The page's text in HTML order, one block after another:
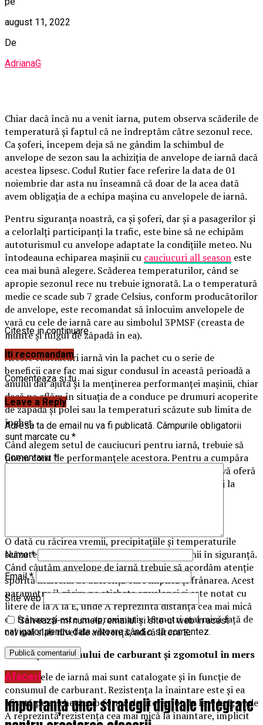
august 11, 2022
De
AdrianaG
Chiar dacă încă nu a venit iarna, putem observa scăderile de
temperatură și faptul că ne îndreptăm către sezonul rece.
Ca șoferi, începem deja să ne gândim la schimbul de
anvelope de sezon sau la achiziția de anvelope de iarnă dacă
acestea lipsesc. Codul Rutier face referire la data de 01
noiembrie dar asta nu înseamnă că doar de la acea dată
avem obligația de a echipa mașina cu anvelopele de iarnă.
Pentru siguranța noastră, ca și șoferi, dar și a pasagerilor și
a celorlalți participanți la trafic, este bine să ne echipăm
autoturismul cu anvelope adaptate la condițiile meteo. Nu
întodeauna echiparea mașinii cu cauciucuri all season este
cea mai bună alegere. Scăderea temperaturilor, când se
apropie sezonul rece nu trebuie ignorată. La o temperatură
medie ce scade sub 7 grade Celsius, conform producătorilor
de anvelope, este recomandat să înlocuim anvelopele de
vară cu cele de iarnă care au simbolul 3PMSF (creasta de
munte și fulgul de zăpadă în ea).
Aceste cauciucuri iarnă vin la pachet cu o serie de
beneficii care fac mai sigur condusul în această perioadă a
anului dar ajută și la menținerea performanței mașinii, chiar
dacă ne aflăm în situația de a conduce pe drumuri acoperite
de zăpadă și polei sau la temperaturi scăzute sub limita de
îngheț.
Când alegem setul de cauciucuri pentru iarnă, trebuie să
ținem cont de performanțele acestora. Pentru a cumpăra
la prețuri bune, cei de la Vadrexim vă oferă
o gamă variată de anvelope și posibilitate de montaj la
O dată cu răcirea vremii, precipitațiile și temperaturile
scăzute fac aproape imposibilă oprirea mașinii în siguranță.
Când căutăm anvelope de iarnă trebuie să acordăm atenție
sporită indicelui de aderență care implică și frânarea. Acest
parametru îl găsim pe eticheta anvelopei și este notat cu
litere de la A la E, unde A reprezintă distanța cea mai mică
de frânare și este cu aproximativ 18 metri mai mică față de
cel mai slab nivel de aderență, adică litera E.
Eficiența consumului de carburant și zgomotul în mers
Anvelopele de iarnă mai sunt catalogate și în funcție de
consumul de carburant. Rezistența la înaintare este și ea
afișată pe etichetă sub formă de litere, tot de la A la E, unde
A reprezintă rezistența cea mai mică la înaintare, implicit
Citeste in continuare
Iti recomandam
Comenteaza si tu
Leave a Reply
Adresa ta de email nu va fi publicată. Câmpurile obligatorii
sunt marcate cu *
Comentariu *
Nume*
Email*
Site web
Salvează-mi numele, emailul și site-ul web în acest
navigator pentru data viitoare când o să comentez.
Afaceri
Importanța unei strategii digitale integrate